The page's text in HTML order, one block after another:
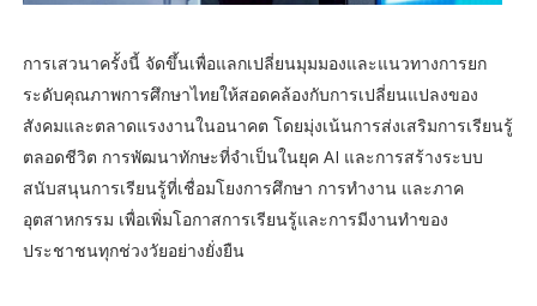
การเสวนาครั้งนี้ จัดขึ้นเพื่อแลกเปลี่ยนมุมมองและแนวทางการยก
ระดับคุณภาพการศึกษาไทยให้สอดคล้องกับการเปลี่ยนแปลงของ
สังคมและตลาดแรงงานในอนาคต โดยมุ่งเน้นการส่งเสริมการเรียนรู้
ตลอดชีวิต การพัฒนาทักษะที่จำเป็นในยุค AI และการสร้างระบบ
สนับสนุนการเรียนรู้ที่เชื่อมโยงการศึกษา การทำงาน และภาค
อุตสาหกรรม เพื่อเพิ่มโอกาสการเรียนรู้และการมีงานทำของ
ประชาชนทุกช่วงวัยอย่างยั่งยืน